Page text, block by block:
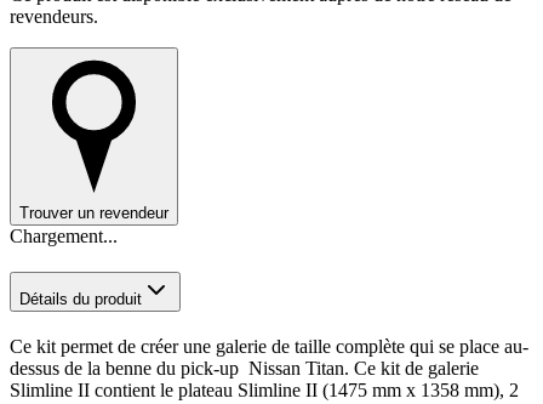
revendeurs.
Trouver un revendeur
Chargement...
Détails du produit
Ce kit permet de créer une galerie de taille complète qui se place au-
dessus de la benne du pick-up Nissan Titan. Ce kit de galerie
Slimline II contient le plateau Slimline II (1475 mm x 1358 mm), 2